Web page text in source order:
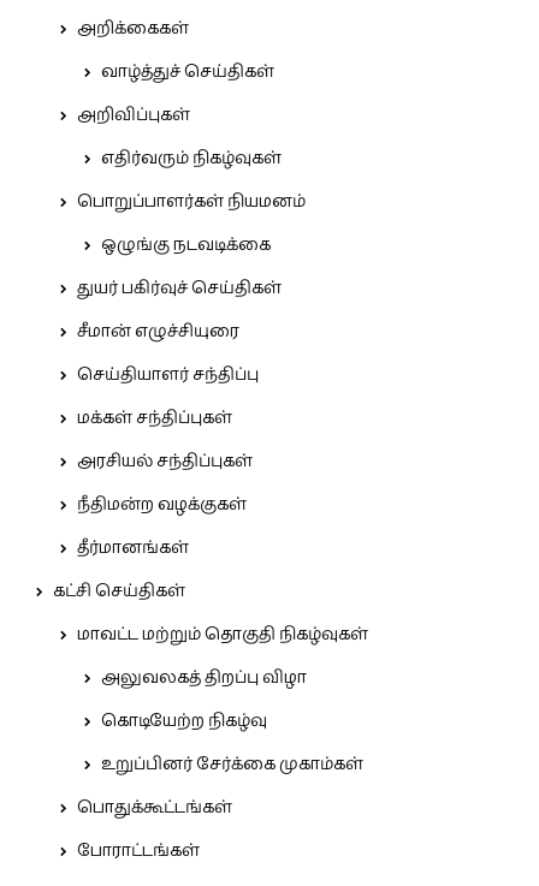
அறிக்கைகள்
வாழ்த்துச் செய்திகள்
அறிவிப்புகள்
எதிர்வரும் நிகழ்வுகள்
பொறுப்பாளர்கள் நியமனம்
ஒழுங்கு நடவடிக்கை
துயர் பகிர்வுச் செய்திகள்
சீமான் எழுச்சியுரை
செய்தியாளர் சந்திப்பு
மக்கள் சந்திப்புகள்
அரசியல் சந்திப்புகள்
நீதிமன்ற வழக்குகள்
தீர்மானங்கள்
கட்சி செய்திகள்
மாவட்ட மற்றும் தொகுதி நிகழ்வுகள்
அலுவலகத் திறப்பு விழா
கொடியேற்ற நிகழ்வு
உறுப்பினர் சேர்க்கை முகாம்கள்
பொதுக்கூட்டங்கள்
போராட்டங்கள்